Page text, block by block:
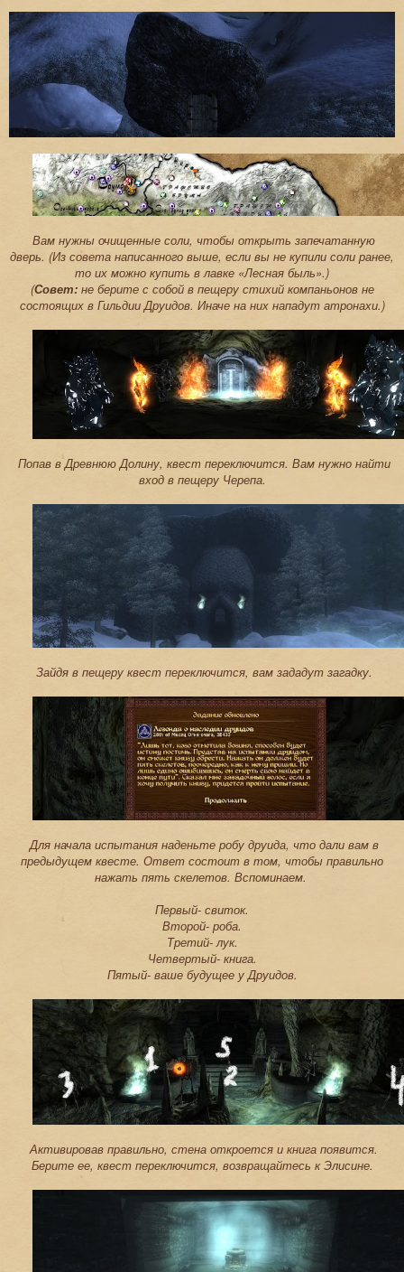
Вам нужны очищенные соли, чтобы открыть запечатанную
дверь. (Из совета написанного выше, если вы не купили соли ранее,
то их можно купить в лавке «Лесная быль».)
(Совет:не берите с собой в пещеру стихий компаньонов не
состоящих в Гильдии Друидов. Иначе на них нападут атронахи.)
Попав в Древнюю Долину, квест переключится. Вам нужно найти
вход в пещеру Черепа.
Зайдя в пещеру квест переключится, вам зададут загадку.
Для начала испытания наденьте робу друида, что дали вам в
предыдущем квесте. Ответ состоит в том, чтобы правильно
нажать пять скелетов. Вспоминаем.
Первый- свиток.
Второй- роба.
Третий- лук.
Четвертый- книга.
Пятый- ваше будущее у Друидов.
Активировав правильно, стена откроется и книга появится.
Берите ее, квест переключится, возвращайтесь к Элисине.